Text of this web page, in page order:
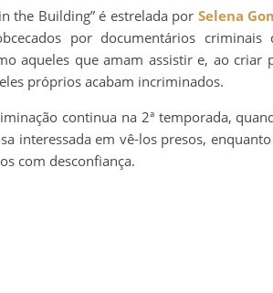
the Building” é estrelada por Selena
por documentários
aqueles que amam assistir e, ao
próprios acabam incriminados.
continua na 2ª temporada,
interessada em vê-los presos,
com desconfiança.